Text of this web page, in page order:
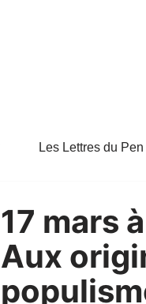
Les Lettres du
17 mars
Aux